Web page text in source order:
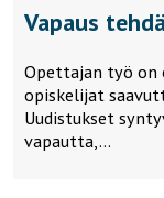
Vapaus
Opettajan työ on
opiskelijat
Uudistukset
vapautta,…